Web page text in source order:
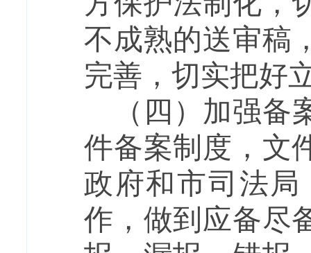
不成熟的送审稿
完善，切实把好
（四）加强备
件备案制度，文
政府和市司法
作，做到应备尽